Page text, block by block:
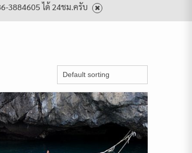
3884605 ได้ 24ชม.ครับ